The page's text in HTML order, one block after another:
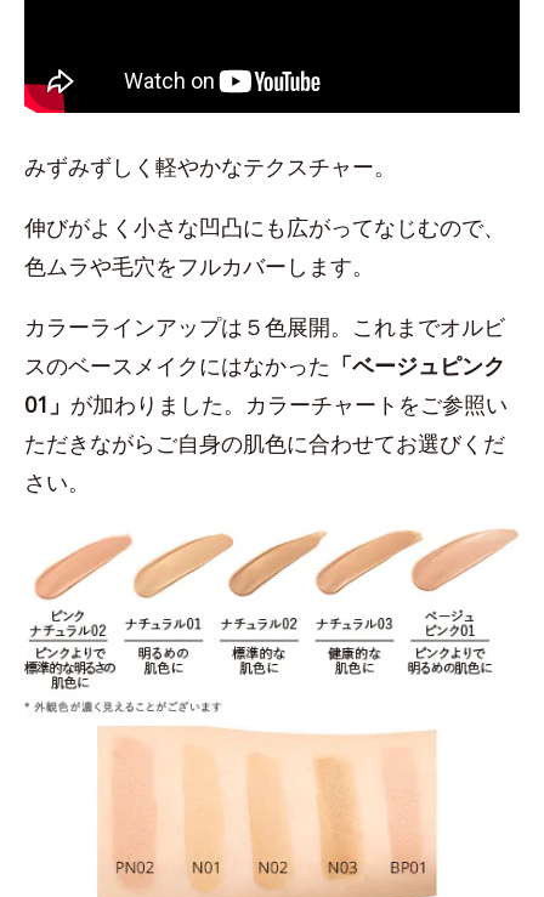
みずみずしく軽やかなテクスチャー。
伸びがよく小さな凹凸にも広がってなじむので、
色ムラや毛穴をフルカバーします。
カラーラインアップは５色展開。これまでオルビ
スのベースメイクにはなかった 「ベージュピンク
01」 が加わりました。カラーチャートをご参照い
ただきながらご自身の肌色に合わせてお選びくだ
さい。